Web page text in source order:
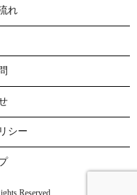
れ
シー
Reserved.